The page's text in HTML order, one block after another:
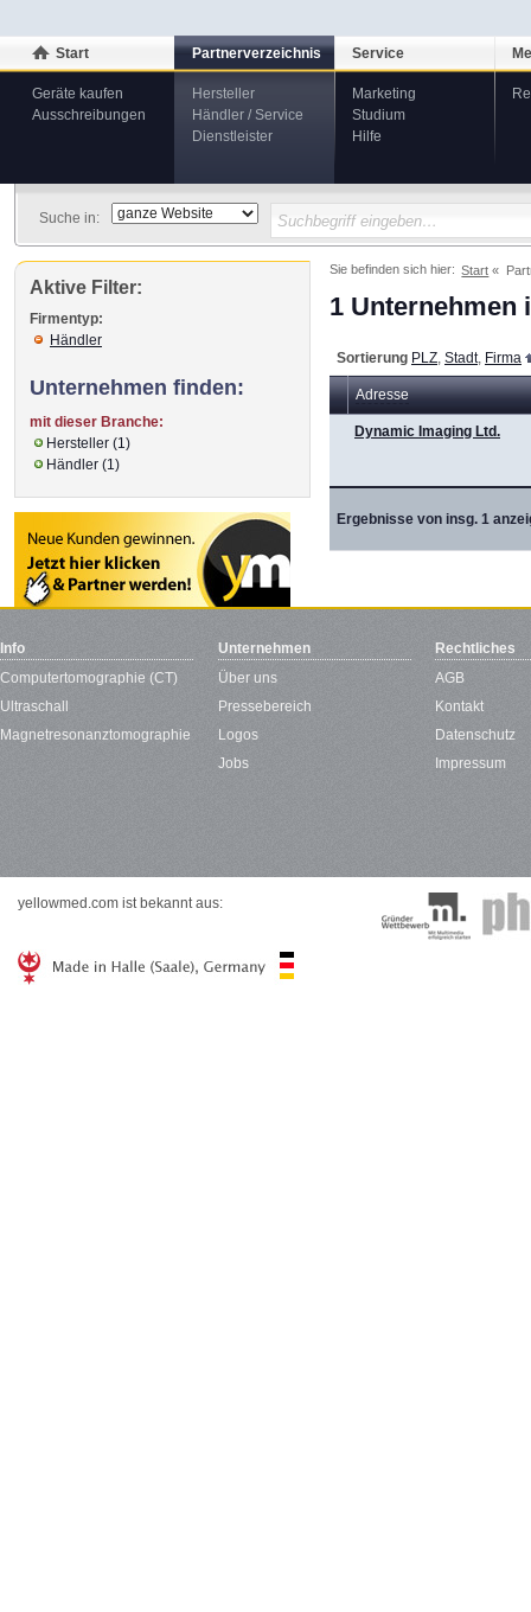
Start
Geräte kaufen
Ausschreibungen
Partnerverzeichnis
Hersteller
Händler / Service
Dienstleister
Service
Marketing
Studium
Hilfe
Suche in:
Sie befinden sich hier: Start
1 Unternehmen
Sortierung PLZ Stadt, Firma
Adresse
Ergebnisse von insg. 1
Dynamic Imaging Ltd.
Aktive Filter:
Firmentyp:
Händler
Unternehmen finden:
mit dieser Branche:
Hersteller (1)
Händler (1)
Info
Computertomographie (CT)
Ultraschall
Magnetresonanztomographie
Unternehmen
Über uns
Pressebereich
Logos
Jobs
Rechtliches
AGB
Kontakt
Datenschutz
Impressum
yellowmed.com ist bekannt aus: